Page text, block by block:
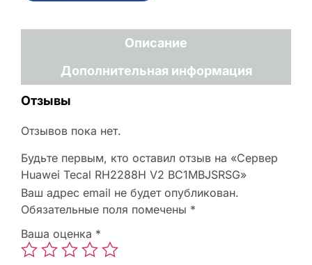
Описание
Дополнительная информация
Отзывы
Отзывов пока нет.
Будьте первым, кто оставил отзыв на «Сервер
Huawei Tecal RH2288H V2 BC1MBJSRSG»
Ваш адрес email не будет опубликован.
Обязательные поля помечены *
Ваша оценка *